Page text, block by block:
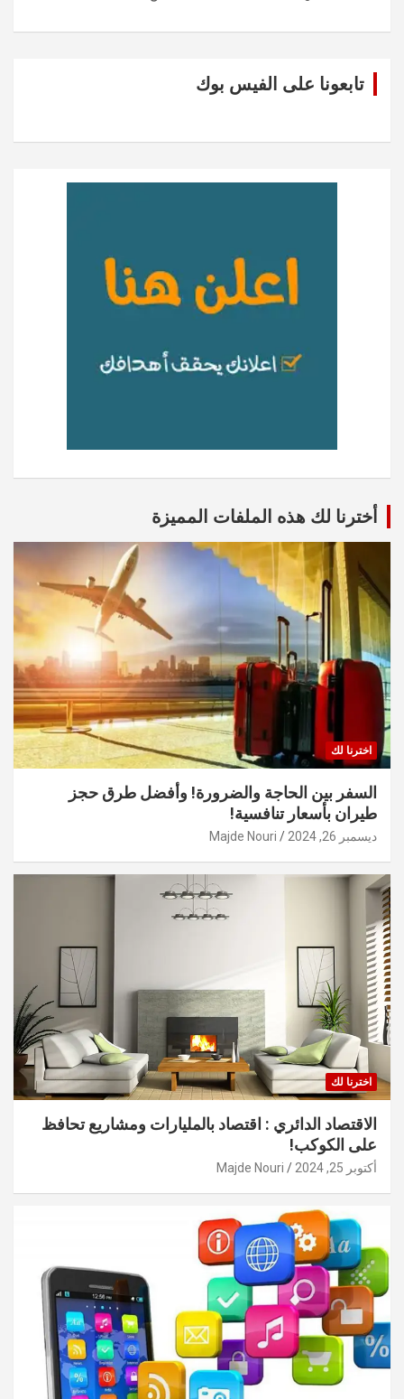
تابعونا على الفيس بوك
أخترنا لك هذه الملفات المميزة
اخترنا لك
السفر بين الحاجة والضرورة! وأفضل طرق حجز
طيران بأسعار تنافسية!
ديسمبر 26, 2024 Majde Nouri
اخترنا لك
الاقتصاد الدائري : اقتصاد بالمليارات ومشاريع تحافظ
على الكوكب!
أكتوبر 25, 2024 Majde Nouri